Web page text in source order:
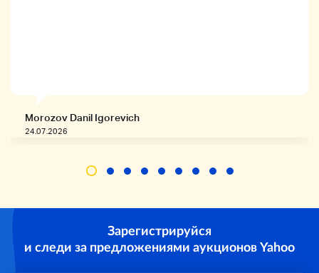
Morozov Danil Igorevich
24.07.2026
Зарегистрируйся
и следи за предложениями аукционов Yahoo